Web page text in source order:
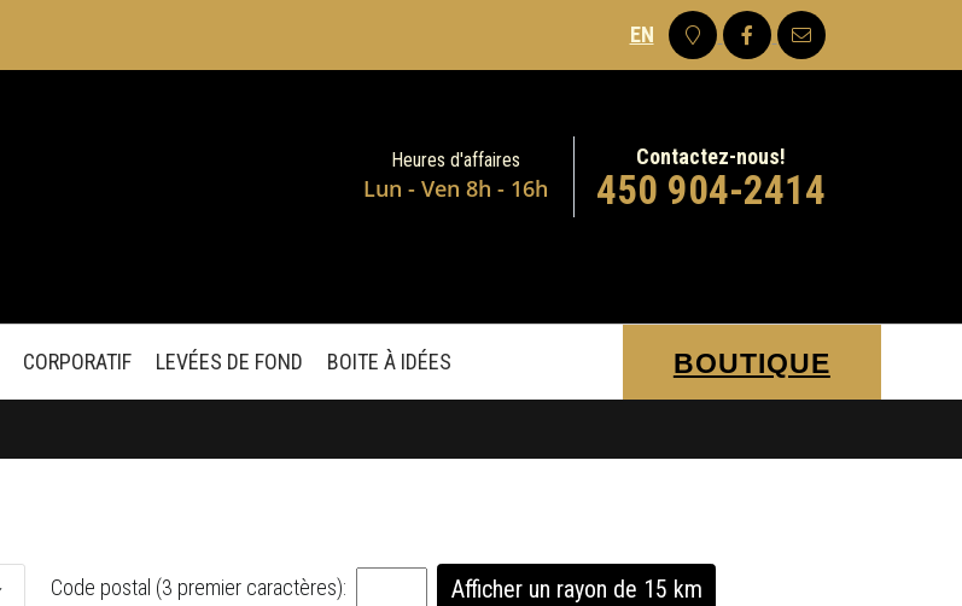
EN
Heures d'affaires
Lun - Ven 8h - 16h
Contactez-nous!
450 904-2414
CORPORATIF LEVÉES DE FOND BOITE À IDÉES BOUTIQUE
Code postal (3 premier caractères): Afficher un rayon de 15 km